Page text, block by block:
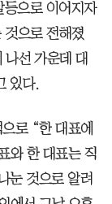
등으로 이어지자
것으로 전해졌
선 가운데 대
있다.
로 “한 대표에
와 한 대표는 직
눈 것으로 알려